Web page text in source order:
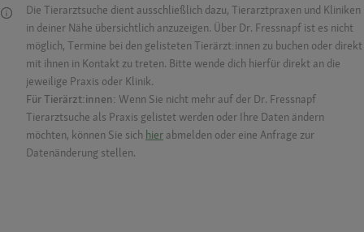
Die Tierarztsuche dient ausschließlich dazu, Tierarztpraxen und Kliniken
in deiner Nähe übersichtlich anzuzeigen. Über Dr. Fressnapf ist es nicht
möglich, Termine bei den gelisteten Tierärzt:innen zu buchen oder direkt
mit ihnen in Kontakt zu treten. Bitte wende dich hierfür direkt an die
jeweilige Praxis oder Klinik.
Für Tierärzt:innen: Wenn Sie nicht mehr auf der Dr. Fressnapf
Tierarztsuche als Praxis gelistet werden oder Ihre Daten ändern
möchten, können Sie sich hier abmelden oder eine Anfrage zur
Datenänderung stellen.